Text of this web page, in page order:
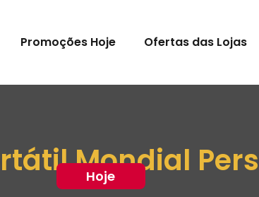
Promoções Hoje Ofertas das Lojas
Mondial
Hoje